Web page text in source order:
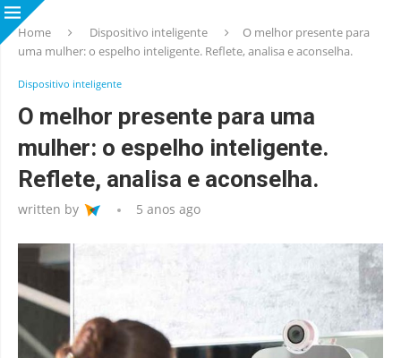
Home Dispositivo inteligente
O melhor presente para
uma mulher: o espelho inteligente. Reflete, analisa e aconselha.
Dispositivo inteligente
O melhor presente para uma
mulher: o espelho inteligente.
Reflete, analisa e aconselha.
written by 5 anos ago